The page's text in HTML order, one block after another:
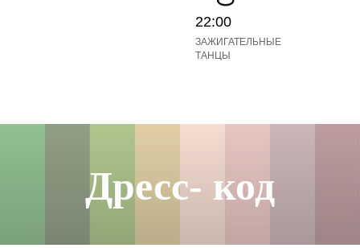
22:00
ЗАЖИГАТЕЛЬНЫЕ
ТАНЦЫ
Дресс- код